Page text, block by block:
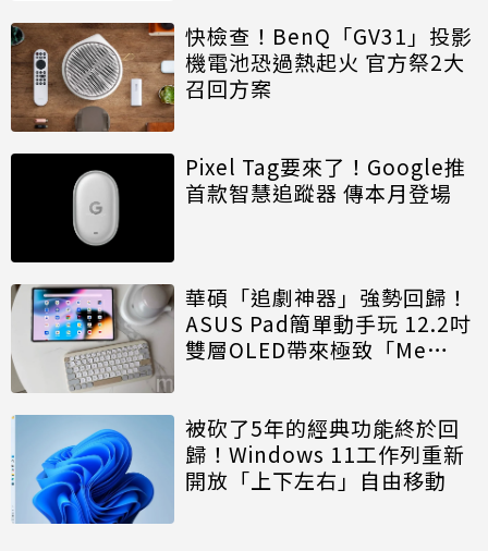
快檢查！BenQ「GV31」投影
機電池恐過熱起火 官方祭2大
召回方案
Pixel Tag要來了！Google推
首款智慧追蹤器 傳本月登場
華碩「追劇神器」強勢回歸！
ASUS Pad簡單動手玩 12.2吋
雙層OLED帶來極致「Me
被砍了5年的經典功能終於回
歸！Windows 11工作列重新
開放「上下左右」自由移動